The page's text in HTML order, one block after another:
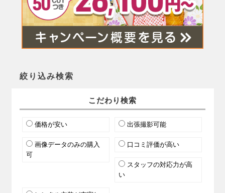
絞り込み検索
こだわり検索
価格が安い 出張撮影可能
画像データのみの購入
可
口コミ評価が高い
スタッフの対応力が高
い